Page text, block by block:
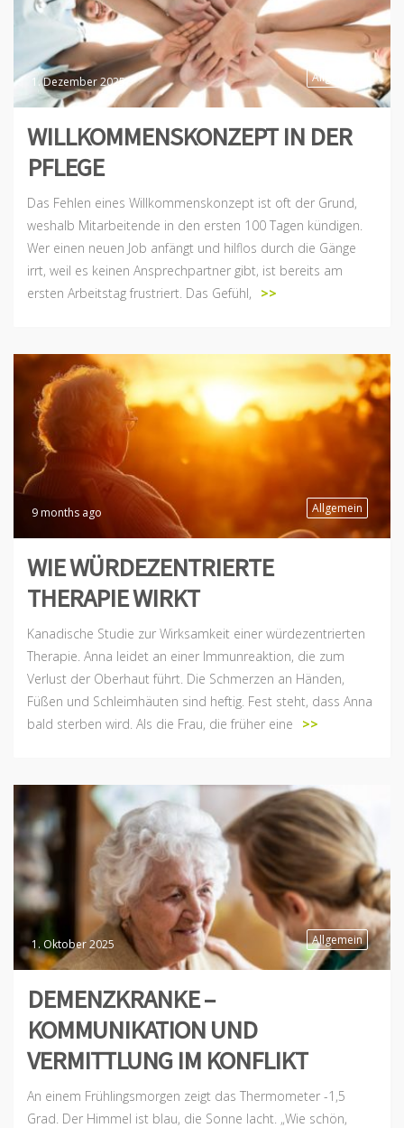
Allgemein
1. Dezember 2025
WILLKOMMENSKONZEPT IN DER
PFLEGE
Das Fehlen eines Willkommenskonzept ist oft der Grund,
weshalb Mitarbeitende in den ersten 100 Tagen kündigen.
Wer einen neuen Job anfängt und hilflos durch die Gänge
irrt, weil es keinen Ansprechpartner gibt, ist bereits am
ersten Arbeitstag frustriert. Das Gefühl,
>>
Allgemein
9 months ago
WIE WÜRDEZENTRIERTE
THERAPIE WIRKT
Kanadische Studie zur Wirksamkeit einer würdezentrierten
Therapie. Anna leidet an einer Immunreaktion, die zum
Verlust der Oberhaut führt. Die Schmerzen an Händen,
Füßen und Schleimhäuten sind heftig. Fest steht, dass Anna
bald sterben wird. Als die Frau, die früher eine
>>
Allgemein
1. Oktober 2025
DEMENZKRANKE –
KOMMUNIKATION UND
VERMITTLUNG IM KONFLIKT
An einem Frühlingsmorgen zeigt das Thermometer -1,5
Grad. Der Himmel ist blau, die Sonne lacht. „Wie schön,